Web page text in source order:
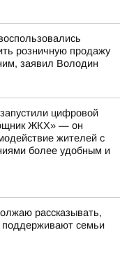
розничную продажу
заявил Володин
цифровой
ЖКХ» — он
жителей с
более удобным и
рассказывать,
поддерживают семьи